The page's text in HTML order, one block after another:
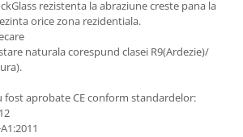
rezistenta la abraziune creste pana la
orice zona rezidentiala.
naturala corespund clasei R9(Ardezie)/
fost aprobate CE conform standardelor: